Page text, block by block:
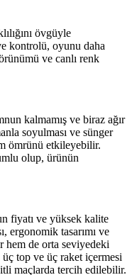
övgüyle
kontrolü, oyunu daha
ve canlı renk
kalmamış ve biraz ağır
soyulması ve sünger
ömrünü etkileyebilir.
olup, ürünün
fiyatı ve yüksek kalite
ergonomik tasarımı ve
hem de orta seviyedeki
top ve üç raket içermesi
maçlarda tercih edilebilir.